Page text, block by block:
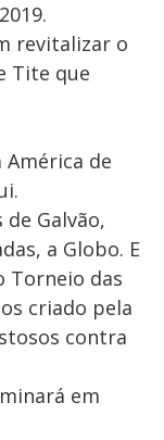
revitalizar o
Tite que
América de
de Galvão,
a Globo. E
Torneio das
criado pela
contra
em